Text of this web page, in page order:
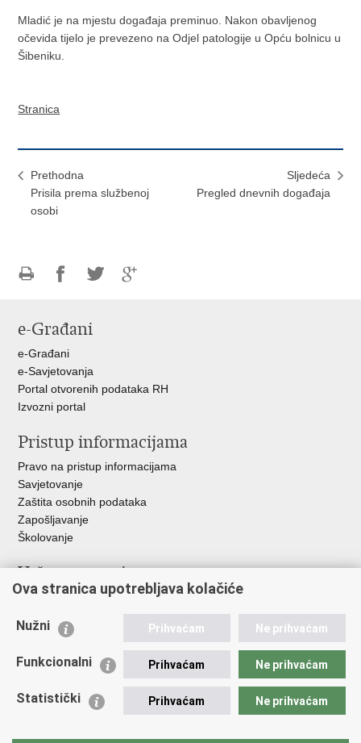
Mladić je na mjestu događaja preminuo. Nakon obavljenog
očevida tijelo je prevezeno na Odjel patologije u Opću bolnicu u
Šibeniku.
Stranica
Prethodna
Prisila prema službenoj
osobi
Sljedeća
Pregled dnevnih događaja
FacebookuTwitteru
e-Građani
e-Građani
e-Savjetovanja
Portal otvorenih podataka RH
Izvozni portal
Pristup informacijama
Pravo na pristup informacijama
Savjetovanje
Zaštita osobnih podataka
Zapošljavanje
Školovanje
Važne poveznice
Ministarstvo unutarnjih poslova
Udruge
Policijska akademija
Zaklada policijske solidarnosti
Vučetić"
Ova stranica upotrebljava kolačiće
Nužni Prihvaćam Ne prihvaćam
Funkcionalni Prihvaćam Ne prihvaćam
Statistički Prihvaćam Ne prihvaćam